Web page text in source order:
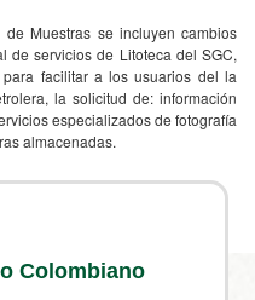
Muestras se incluyen cambios
de servicios de Litoteca del SGC,
facilitar a los usuarios del la
la solicitud de: información
especializados de fotografía
almacenadas.
Colombiano